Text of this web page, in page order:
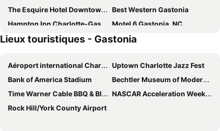
The Esquire Hotel Downtown Gastonia, an Ascend Collection Hotel
Best Western Gastonia
Hampton Inn Charlotte-Gastonia
Motel 6 Gastonia, NC
Holiday Inn Express Charlotte West - Gastonia By Ihg
Red Roof Inn Gastonia
Quality Inn Gastonia East
Pprevalon
Hampton Inn Charlotte-Belmont @ Montcross
Holiday Inn Express & Suites Kings Mountain - Shelby Area By Ihg
Comfort Inn Kings Mountain
Quality Inn Kings Mountain
Home2 Suites by Hilton Charlotte Belmont
Lieux touristiques - Gastonia
Aéroport international Charlotte-Douglas
Uptown Charlotte Jazz Fest
Bank of America Stadium
Bechtler Museum of Modern Art
Time Warner Cable BBQ & Blues
NASCAR Acceleration Weekend 2013
Rock Hill/York County Airport